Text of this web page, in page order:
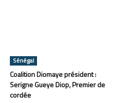
Sénégal
Coalition Diomaye président :
Serigne Gueye Diop, Premier de
cordée